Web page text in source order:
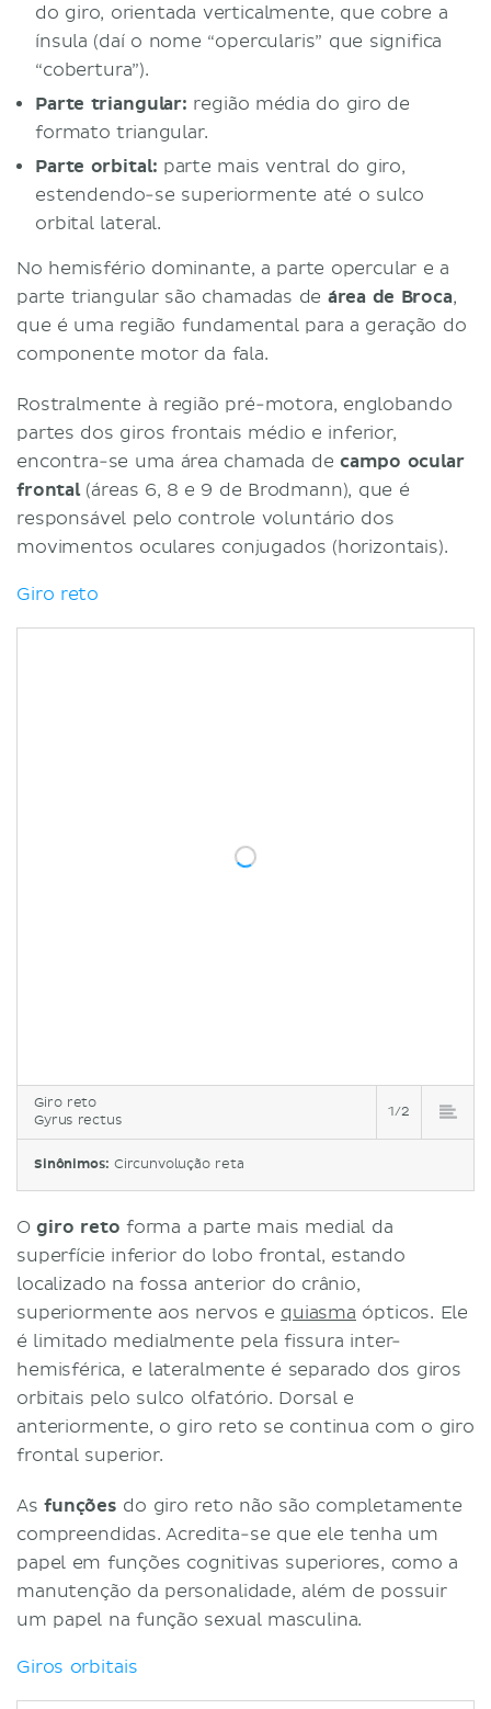
do giro, orientada verticalmente, que cobre a
ínsula (daí o nome “opercularis” que significa
“cobertura”).
Parte triangular: região média do giro de
formato triangular.
Parte orbital: parte mais ventral do giro,
estendendo-se superiormente até o sulco
orbital lateral.
No hemisfério dominante, a parte opercular e a
parte triangular são chamadas de área de Broca,
que é uma região fundamental para a geração do
componente motor da fala.
Rostralmente à região pré-motora, englobando
partes dos giros frontais médio e inferior,
encontra-se uma área chamada de campo ocular
frontal(áreas 6, 8 e 9 de Brodmann), que é
responsável pelo controle voluntário dos
movimentos oculares conjugados (horizontais).
Giro reto
Giro reto
Gyrus rectus
1/2
Sinônimos: Circunvolução reta
Ogiro reto forma a parte mais medial da
superfície inferior do lobo frontal, estando
localizado na fossa anterior do crânio,
superiormente aos nervos e quiasma ópticos. Ele
é limitado medialmente pela fissura inter-
hemisférica, e lateralmente é separado dos giros
orbitais pelo sulco olfatório. Dorsal e
anteriormente, o giro reto se continua com o giro
frontal superior.
Asfunções do giro reto não são completamente
compreendidas. Acredita-se que ele tenha um
papel em funções cognitivas superiores, como a
manutenção da personalidade, além de possuir
um papel na função sexual masculina.
Giros orbitais